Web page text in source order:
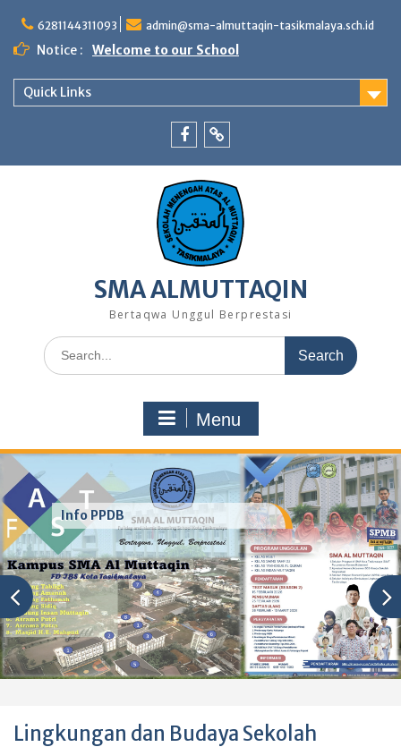
content
6281144311093 admin@sma-almuttaqin-tasikmalaya.sch.id
Notice : Welcome to our School
Quick Links
SMA ALMUTTAQIN
Bertaqwa Unggul Berprestasi
Search
for:
Menu
Info PPDB
Lingkungan dan Budaya Sekolah